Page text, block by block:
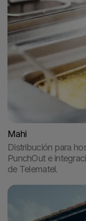
Mahi
Distribución para
PunchOut e
de Telematel.